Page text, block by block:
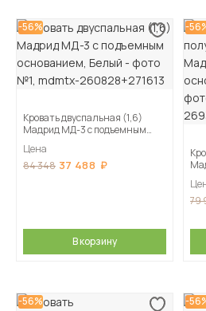
-56%
Кровать двуспальная (1,6)
Мадрид МД-3 с подъемным
Цена
84 348 37 488
В корзину
-
79
-56% -